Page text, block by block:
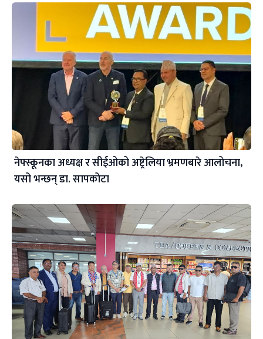
नेफ्स्कूनका अध्यक्ष र सीईओको अष्ट्रेलिया भ्रमणबारे आलोचना,
यसो भन्छन् डा‍. सापकोटा